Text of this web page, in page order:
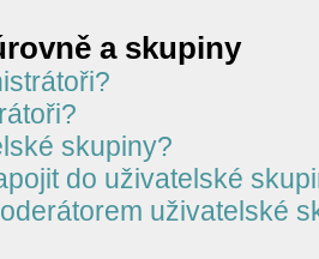
a skupiny
skupiny?
do uživatelské
uživatelské